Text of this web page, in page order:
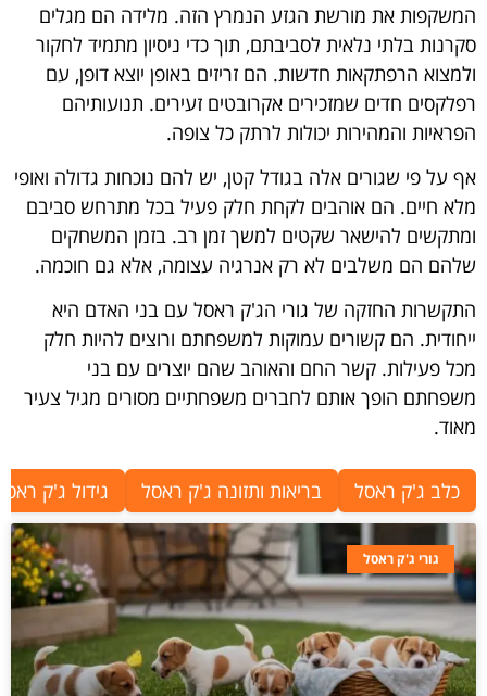
המשקפות את מורשת הגזע הנמרץ הזה. מלידה הם מגלים
סקרנות בלתי נלאית לסביבתם, תוך כדי ניסיון מתמיד לחקור
ולמצוא הרפתקאות חדשות. הם זריזים באופן יוצא דופן, עם
רפלקסים חדים שמזכירים אקרובטים זעירים. תנועותיהם
הפראיות והמהירות יכולות לרתק כל צופה.
אף על פי שגורים אלה בגודל קטן, יש להם נוכחות גדולה ואופי
מלא חיים. הם אוהבים לקחת חלק פעיל בכל מתרחש סביבם
ומתקשים להישאר שקטים למשך זמן רב. בזמן המשחקים
שלהם הם משלבים לא רק אנרגיה עצומה, אלא גם חוכמה.
התקשרות החזקה של גורי הג'ק ראסל עם בני האדם היא
ייחודית. הם קשורים עמוקות למשפחתם ורוצים להיות חלק
מכל פעילות. קשר החם והאוהב שהם יוצרים עם בני
משפחתם הופך אותם לחברים משפחתיים מסורים מגיל צעיר
מאוד.
כלב ג'ק ראסל בריאות ותזונה ג'ק ראסל גידול ג'ק
גורי ג'ק ראסל